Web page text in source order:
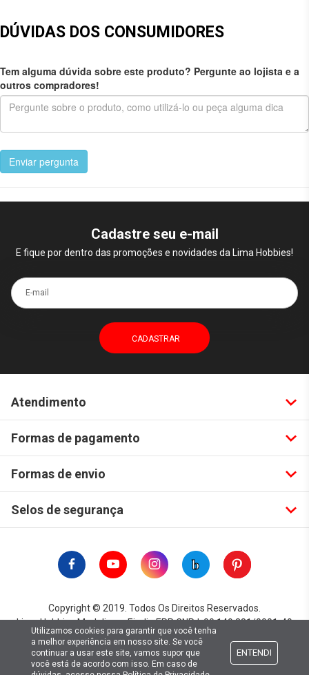
DÚVIDAS DOS CONSUMIDORES
Tem alguma dúvida sobre este produto? Pergunte ao lojista e a
outros compradores!
Enviar pergunta
Cadastre seu e-mail
E fique por dentro das promoções e novidades da Lima Hobbies!
E-mail
Atendimento
Formas de pagamento
Formas de envio
Selos de segurança
Copyright © 2019. Todos Os Direitos Reservados.
Lima Hobbies Modelismo Eireli - EPP CNPJ: 00.149.281/0001-49
Utilizamos cookies para garantir que você tenha
a melhor experiência em nosso site. Se você
continuar a usar este site, vamos supor que
você está de acordo com isso. Em caso de
ENTENDI